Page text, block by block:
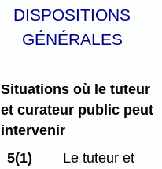
DISPOSITIONS
GÉNÉRALES
Situations où le tuteur
et curateur public peut
intervenir
5(1)
Le tuteur et